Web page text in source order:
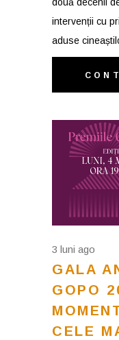
două decenii
intervenții cu
aduse
3 luni ago
GALA
GOPO
CELE